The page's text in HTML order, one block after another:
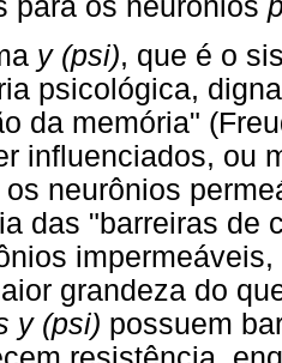
para os neurónios
y (psi), que é o
psicológica,
da memória"
influenciados, ou
neurônios
das "barreiras de
grandeza do
y (psi) possuem